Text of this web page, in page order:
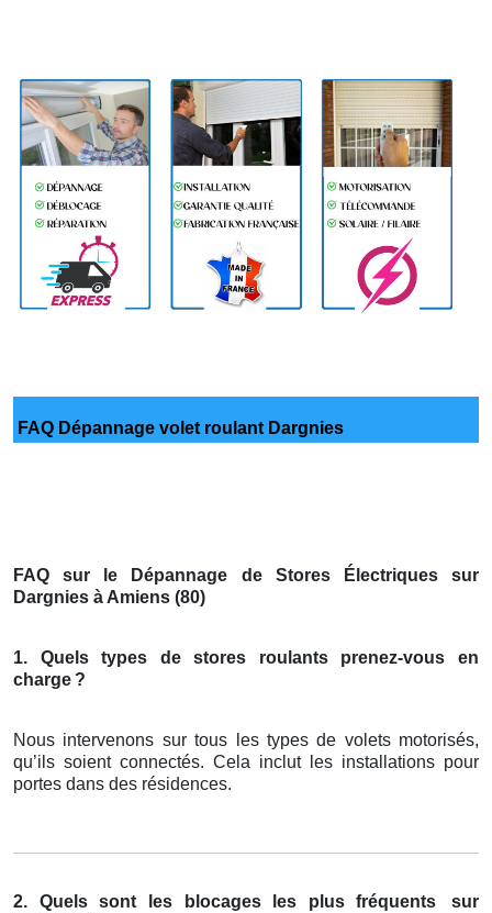
FAQ Dépannage volet roulant Dargnies
FAQ sur le Dépannage de Stores Électriques sur
Dargnies à Amiens (80)
1. Quels types de stores roulants prenez-vous en
charge ?
Nous intervenons sur tous les types de volets motorisés,
qu’ils soient connectés. Cela inclut les installations pour
portes dans des résidences.
2. Quels sont les blocages les plus fréquents
sur